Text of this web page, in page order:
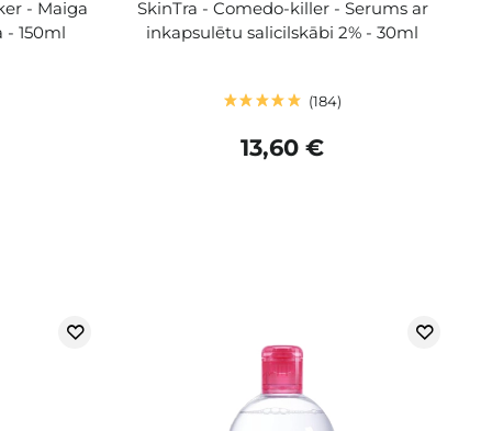
- Maiga
- 150ml
SkinTra - Comedo-killer - Serums ar
inkapsulētu salicilskābi 2% - 30ml
184
13,60 €